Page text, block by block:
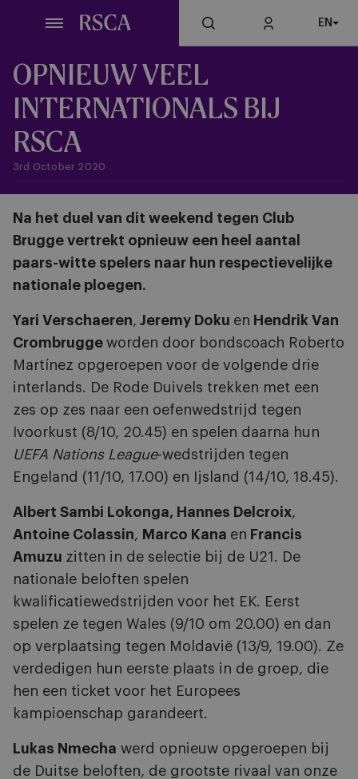
content
EN
OPNIEUW VEEL
INTERNATIONALS BIJ
RSCA
3rd October 2020
Na het duel van dit weekend tegen Club
Brugge vertrekt opnieuw een heel aantal
paars-witte spelers naar hun respectievelijke
nationale ploegen.
Yari Verschaeren, Jeremy Doku en Hendrik Van
Crombrugge worden door bondscoach Roberto
Martínez opgeroepen voor de volgende drie
interlands. De Rode Duivels trekken met een
zes op zes naar een oefenwedstrijd tegen
Ivoorkust (8/10, 20.45) en spelen daarna hun
UEFA Nations League-wedstrijden tegen
Engeland (11/10, 17.00) en Ijsland (14/10, 18.45).
Albert Sambi Lokonga, Hannes Delcroix,
Antoine Colassin, Marco Kana en Francis
Amuzu zitten in de selectie bij de U21. De
nationale beloften spelen
kwalificatiewedstrijden voor het EK. Eerst
spelen ze tegen Wales (9/10 om 20.00) en dan
op verplaatsing tegen Moldavië (13/9, 19.00). Ze
verdedigen hun eerste plaats in de groep, die
hen een ticket voor het Europees
kampioenschap garandeert.
Lukas Nmecha werd opnieuw opgeroepen bij
de Duitse beloften, de grootste rivaal van onze